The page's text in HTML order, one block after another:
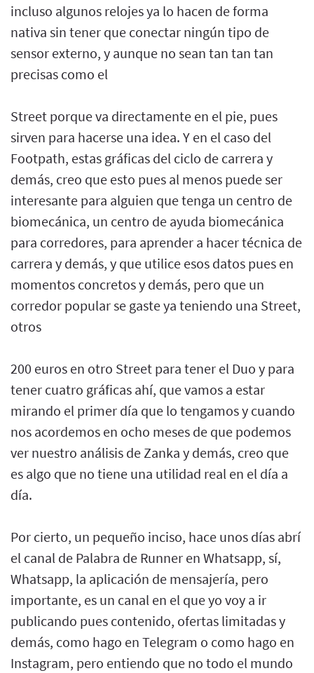
incluso algunos relojes ya lo hacen de forma
nativa sin tener que conectar ningún tipo de
sensor externo, y aunque no sean tan tan tan
precisas como el
Street porque va directamente en el pie, pues
sirven para hacerse una idea. Y en el caso del
Footpath, estas gráficas del ciclo de carrera y
demás, creo que esto pues al menos puede ser
interesante para alguien que tenga un centro de
biomecánica, un centro de ayuda biomecánica
para corredores, para aprender a hacer técnica de
carrera y demás, y que utilice esos datos pues en
momentos concretos y demás, pero que un
corredor popular se gaste ya teniendo una Street,
otros
200 euros en otro Street para tener el Duo y para
tener cuatro gráficas ahí, que vamos a estar
mirando el primer día que lo tengamos y cuando
nos acordemos en ocho meses de que podemos
ver nuestro análisis de Zanka y demás, creo que
es algo que no tiene una utilidad real en el día a
día.
Por cierto, un pequeño inciso, hace unos días abrí
el canal de Palabra de Runner en Whatsapp, sí,
Whatsapp, la aplicación de mensajería, pero
importante, es un canal en el que yo voy a ir
publicando pues contenido, ofertas limitadas y
demás, como hago en Telegram o como hago en
Instagram, pero entiendo que no todo el mundo